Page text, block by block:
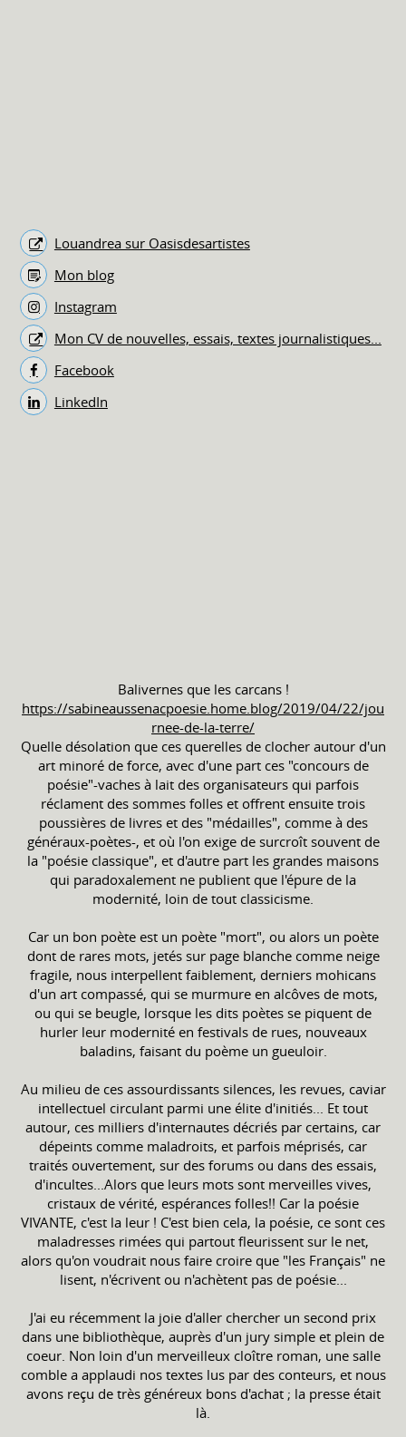
Louandrea sur Oasisdesartistes
Mon blog
Instagram
Mon CV de nouvelles, essais, textes journalistiques...
Facebook
LinkedIn
Balivernes que les carcans !
https://sabineaussenacpoesie.home.blog/2019/04/22/jou
rnee-de-la-terre/
Quelle désolation que ces querelles de clocher autour d'un
art minoré de force, avec d'une part ces "concours de
poésie"-vaches à lait des organisateurs qui parfois
réclament des sommes folles et offrent ensuite trois
poussières de livres et des "médailles", comme à des
généraux-poètes-, et où l'on exige de surcroît souvent de
la "poésie classique", et d'autre part les grandes maisons
qui paradoxalement ne publient que l'épure de la
modernité, loin de tout classicisme.
Car un bon poète est un poète "mort", ou alors un poète
dont de rares mots, jetés sur page blanche comme neige
fragile, nous interpellent faiblement, derniers mohicans
d'un art compassé, qui se murmure en alcôves de mots,
ou qui se beugle, lorsque les dits poètes se piquent de
hurler leur modernité en festivals de rues, nouveaux
baladins, faisant du poème un gueuloir.
Au milieu de ces assourdissants silences, les revues, caviar
intellectuel circulant parmi une élite d'initiés... Et tout
autour, ces milliers d'internautes décriés par certains, car
dépeints comme maladroits, et parfois méprisés, car
traités ouvertement, sur des forums ou dans des essais,
d'incultes...Alors que leurs mots sont merveilles vives,
cristaux de vérité, espérances folles!! Car la poésie
VIVANTE, c'est la leur ! C'est bien cela, la poésie, ce sont ces
maladresses rimées qui partout fleurissent sur le net,
alors qu'on voudrait nous faire croire que "les Français" ne
lisent, n'écrivent ou n'achètent pas de poésie...
J'ai eu récemment la joie d'aller chercher un second prix
dans une bibliothèque, auprès d'un jury simple et plein de
coeur. Non loin d'un merveilleux cloître roman, une salle
comble a applaudi nos textes lus par des conteurs, et nous
avons reçu de très généreux bons d'achat ; la presse était
là.